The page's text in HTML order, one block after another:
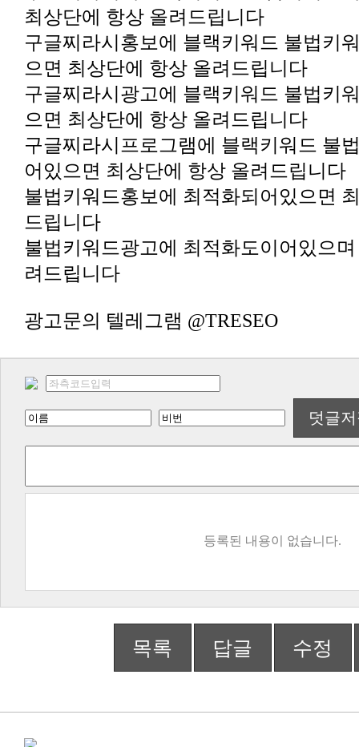
최상단에 항상 올려드립니다
으면 최상단에 항상 올려드립니다
으면 최상단에 항상 올려드립니다
어있으면 최상단에 항상 올려드립니다
드립니다
려드립니다
광고문의 텔레그램 @TRESEO
덧글
등록된 내용이 없습니다.
목록 답글 수정